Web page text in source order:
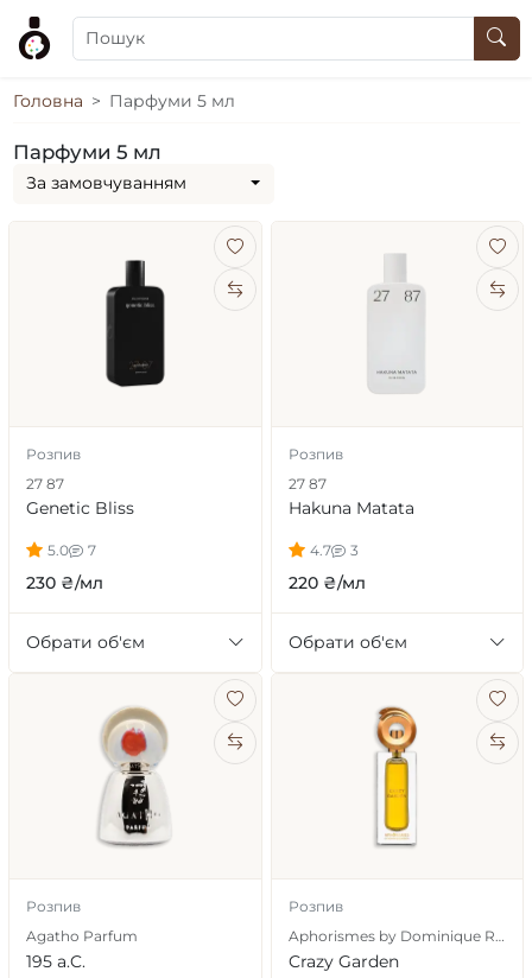
Головна Парфуми 5 мл
Парфуми 5 мл
За замовчуванням
Розпив
27 87
Genetic Bliss
5.0 7
230 ₴/мл
Обрати об'єм
Розпив
27 87
Hakuna Matata
4.7 3
220 ₴/мл
Обрати об'єм
Розпив
Agatho Parfum
195 a.C.
Розпив
Aphorismes by Dominique Ropion
Crazy Garden